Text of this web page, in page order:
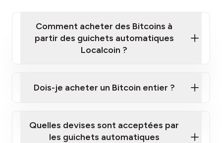
Comment acheter des Bitcoins à
partir des guichets automatiques
Localcoin ?
automatiques
Dois-je acheter un Bitcoin entier ?
Quelles devises sont acceptées par
les guichets automatiques